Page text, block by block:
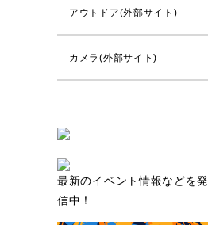
アウトドア(外部サイト)
カメラ(外部サイト)
最新のイベント情報などを発
信中！